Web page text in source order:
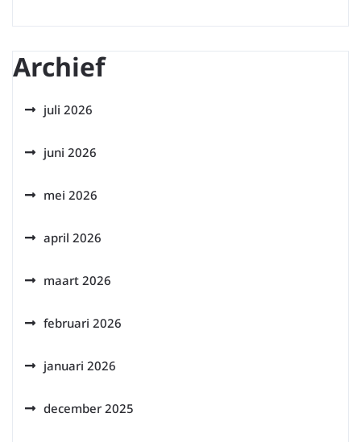
Archief
juli 2026
juni 2026
mei 2026
april 2026
maart 2026
februari 2026
januari 2026
december 2025